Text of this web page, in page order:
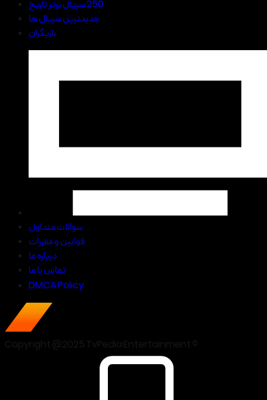
250 سریال برتر تاریخ
جدیدترین سریال ها
بازیگران
سوالات متداول
قوانین و مقررات
درباره ما
تماس با ما
DMCA Policy